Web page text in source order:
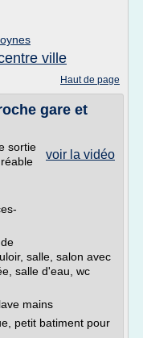
ville
Haut de page
gare et
voir la vidéo
sortie
salle, salon avec
salle d'eau, wc
mains
petit batiment pour